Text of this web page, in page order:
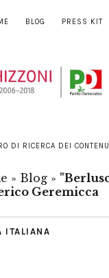
BLOG PRESS KIT
DI RICERCA DEI
» Blog »
Geremicca
ITALIANA